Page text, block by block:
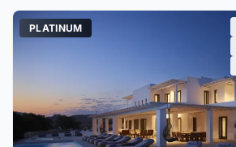
PLATINUM